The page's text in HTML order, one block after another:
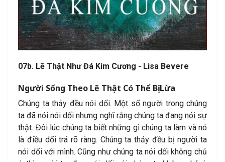
07b. Lẽ Thật Như Đá Kim Cương - Lisa Bevere
Người Sống Theo Lẽ Thật Có Thể Bị Lừa
Chúng ta thảy đều nói dối. Một số người trong chúng
ta đã nói nói dối nhưng nghĩ rằng chúng ta đang nói sự
thật. Đôi lúc chúng ta biết những gì chúng ta làm và nó
là điều dối trá rõ ràng. Chúng ta thảy đều bị người ta
nói dối với mình. Cũng như chúng ta nói dối không chủ